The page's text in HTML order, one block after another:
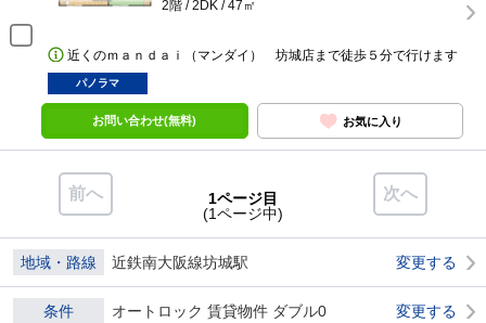
2階 / 2DK / 47㎡
近くのｍａｎｄａｉ（マンダイ） 坊城店まで徒歩５分で行けます
パノラマ
お問い合わせ(無料) お気に入り
前へ 次へ
1ページ目
(1ページ中)
地域・路線 近鉄南大阪線坊城駅 変更する
条件 オートロック 賃貸物件 ダブル0 変更する